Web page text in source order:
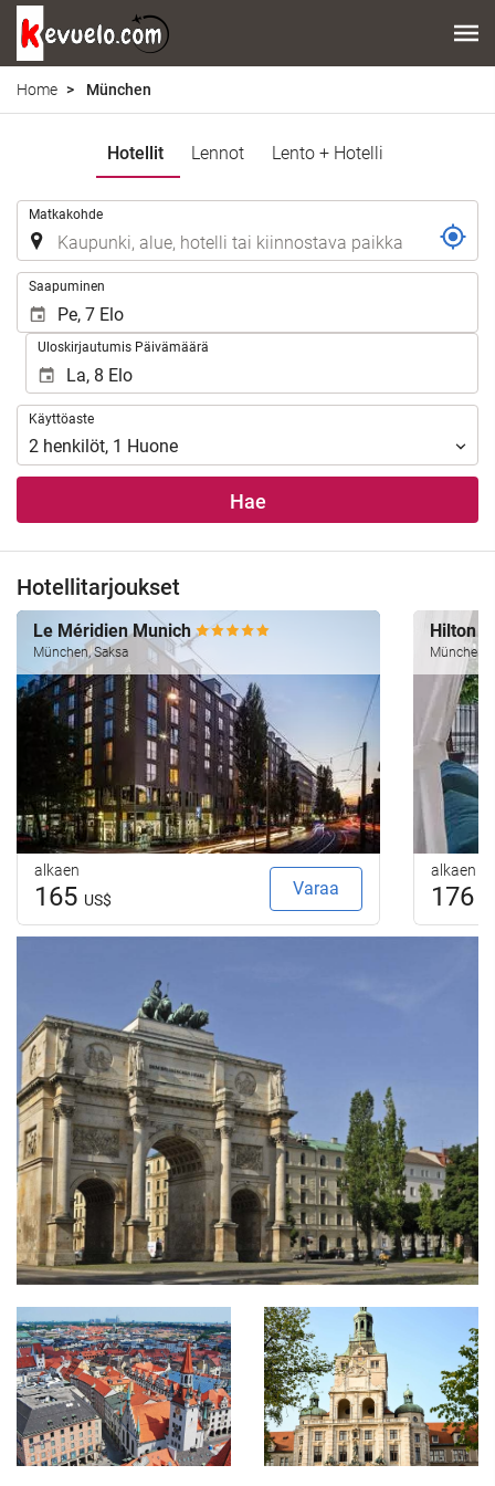
Home München
Hotellit Lennot Lento + Hotelli
Matkakohde
Saapuminen
Uloskirjautumis Päivämäärä
Käyttöaste
Käyttöaste
2 henkilöt, 1 Huone
Hae
Hotellitarjoukset
Le Méridien Munich
München, Saksa
alkaen
165 US$
Varaa
Hilton
München,
alkaen
176